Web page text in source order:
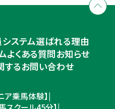
ステム選ばれる理由
よくある質問お知らせ
するお問い合わせ
ア乗馬体験】|